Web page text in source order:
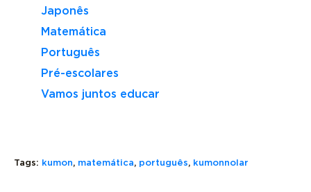
Japonês
Matemática
Português
Pré-escolares
Vamos juntos educar
Tags: kumon, matemática, português, kumonnolar